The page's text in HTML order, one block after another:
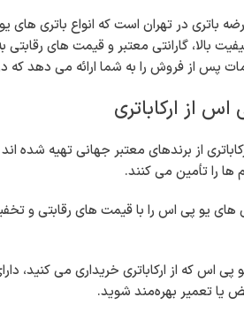
عرضه باتری در تهران است که انواع باتری
بالا، گارانتی معتبر و قیمت های
پس از فروش را به شما ارائه می دهد
از ارکاباتری
از برندهای معتبر جهانی تهیه شده
ها را تأمین می کنند.
های یو پی اس را با قیمت های رقابتی و
پی اس که از ارکاباتری خریداری می کنید،
یا تعمیر بهره‌مند شوید.